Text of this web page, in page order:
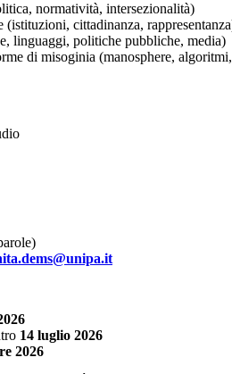
normatività, intersezionalità)
(istituzioni, cittadinanza,
linguaggi, politiche pubbliche, media)
di misoginia (manosphere,
14 luglio 2026
2026